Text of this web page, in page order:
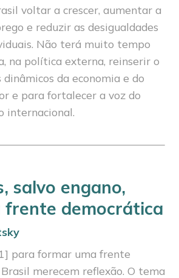
voltar a crescer, aumentar a
e reduzir as desigualdades
Não terá muito tempo
na política externa, reinserir o
dinâmicos da economia e do
e para fortalecer a voz do
internacional.
salvo engano,
frente democrática
para formar uma frente
merecem reflexão. O tema